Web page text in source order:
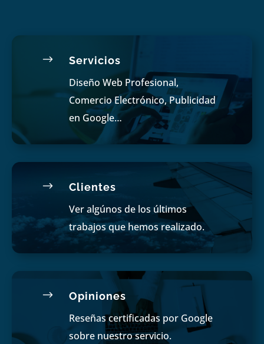
$ Servicios
Diseño Web Profesional,
Comercio Electrónico, Publicidad
en Google…
$ Clientes
Ver algúnos de los últimos
trabajos que hemos realizado.
$ Opiniones
Reseñas certificadas por Google
sobre nuestro servicio.